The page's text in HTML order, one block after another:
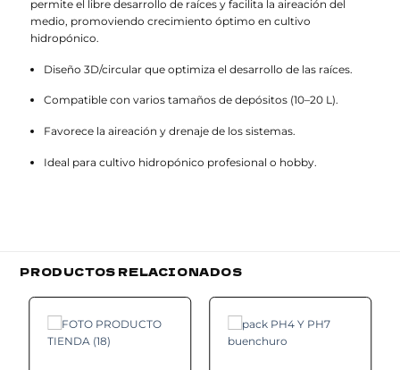
permite el libre desarrollo de raíces y facilita la aireación del
medio, promoviendo crecimiento óptimo en cultivo
hidropónico.
Diseño 3D/circular que optimiza el desarrollo de las raíces.
Compatible con varios tamaños de depósitos (10–20 L).
Favorece la aireación y drenaje de los sistemas.
Ideal para cultivo hidropónico profesional o hobby.
PRODUCTOS RELACIONADOS
Add to
wishlist
Add to
wishlist